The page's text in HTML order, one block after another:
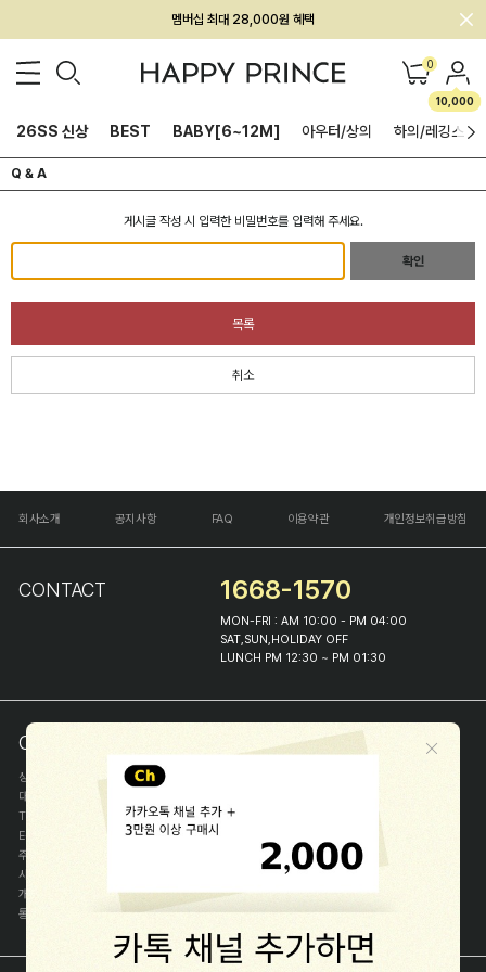
멤버십 최대 28,000원 혜택
0
10,000
26SS 신상 BEST BABY[6~12M] 아우터/상의 하의/레깅스
Q & A
게시글 작성 시 입력한 비밀번호를 입력해 주세요.
확인
목록
취소
회사소개 공지사항 FAQ 이용약관 개인정보취급방침
CONTACT 1668-1570
MON-FRI : AM 10:00 - PM 04:00
SAT,SUN,HOLIDAY OFF
LUNCH PM 12:30 ~ PM 01:30
COMPANY INFO
상호
(주)해피프린스
대표
TEL
1668-1570
E-MAIL
help@happyprince.co.kr
주소
사업자등록번호
개인정보관리자
이화진
통신판매신고번호
제 2018-서울종로-1384 호[사업자정보확인]